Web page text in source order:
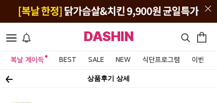
DASHIN
복날 계이득 BEST SALE NEW 식단프로그램 이벤트&
상품후기 상세